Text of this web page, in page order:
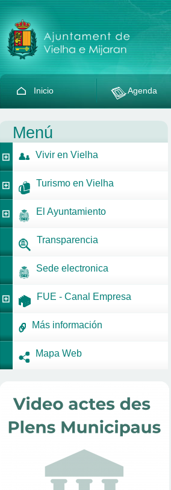
Inicio Agenda
Menú
Vivir en Vielha
Turismo en Vielha
El Ayuntamiento
Transparencia
Sede electronica
FUE - Canal Empresa
Más información
Mapa Web